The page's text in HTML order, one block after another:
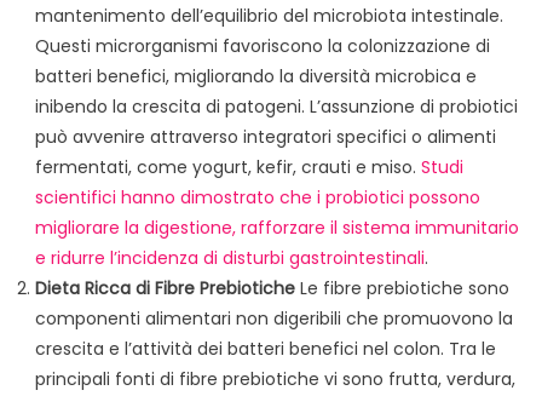
mantenimento dell’equilibrio del microbiota intestinale.
Questi microrganismi favoriscono la colonizzazione di
batteri benefici, migliorando la diversità microbica e
inibendo la crescita di patogeni. L’assunzione di probiotici
può avvenire attraverso integratori specifici o alimenti
fermentati, come yogurt, kefir, crauti e miso. Studi
scientifici hanno dimostrato che i probiotici possono
migliorare la digestione, rafforzare il sistema immunitario
e ridurre l’incidenza di disturbi gastrointestinali.
Dieta Ricca di Fibre PrebioticheLe fibre prebiotiche sono
componenti alimentari non digeribili che promuovono la
crescita e l’attività dei batteri benefici nel colon. Tra le
principali fonti di fibre prebiotiche vi sono frutta, verdura,